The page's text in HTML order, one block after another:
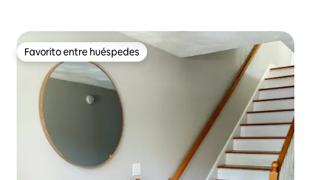
Favorito entre huéspedes
Favorito entre huéspedes